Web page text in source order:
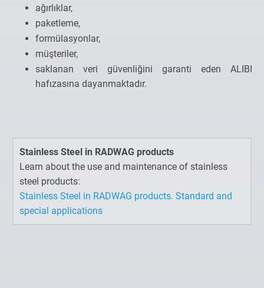
ağırlıklar,
paketleme,
formülasyonlar,
müşteriler,
saklanan veri güvenliğini garanti eden ALIBI
hafızasına dayanmaktadır.
Stainless Steel in RADWAG products
Learn about the use and maintenance of stainless
steel products:
Stainless Steel in RADWAG products. Standard and
special applications